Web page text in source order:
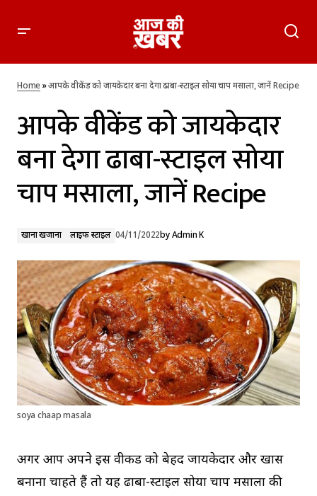
जानें Recipe
Home»आपके वीकेंड को जायकेदार बना देगा ढाबा-स्टाइल सोया चाप मसाला, जानें Recipe
आपके वीकेंड को जायकेदार
बना देगा ढाबा-स्टाइल सोया
चाप मसाला, जानें Recipe
खाना खजाना लाइफ स्टाइल 04/11/2022by Admin K
soya chaap masala
अगर आप अपने इस वीकेंड को बेहद जायकेदार और खास
बनाना चाहते हैं तो यह ढाबा-स्टाइल सोया चाप मसाला की